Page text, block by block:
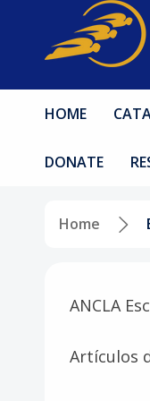
HOME
DONATE
Home
ANCLA
Artículos